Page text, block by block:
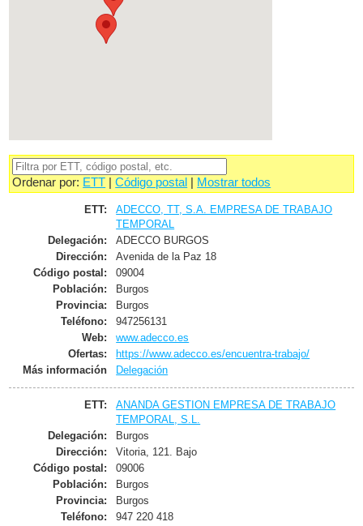
Ordenar por: ETT |Código postal | Mostrar todos
ETT:
ADECCO, TT, S.A. EMPRESA DE TRABAJO
TEMPORAL
Delegación:
ADECCO BURGOS
Dirección:
Avenida de la Paz 18
Código postal:
09004
Población:
Burgos
Provincia:
Burgos
Teléfono:
947256131
Web:
www.adecco.es
Ofertas:
https://www.adecco.es/encuentra-trabajo/
Más información
Delegación
ETT:
ANANDA GESTION EMPRESA DE TRABAJO
TEMPORAL, S.L.
Delegación:
Burgos
Dirección:
Vitoria, 121. Bajo
Código postal:
09006
Población:
Burgos
Provincia:
Burgos
Teléfono:
947 220 418